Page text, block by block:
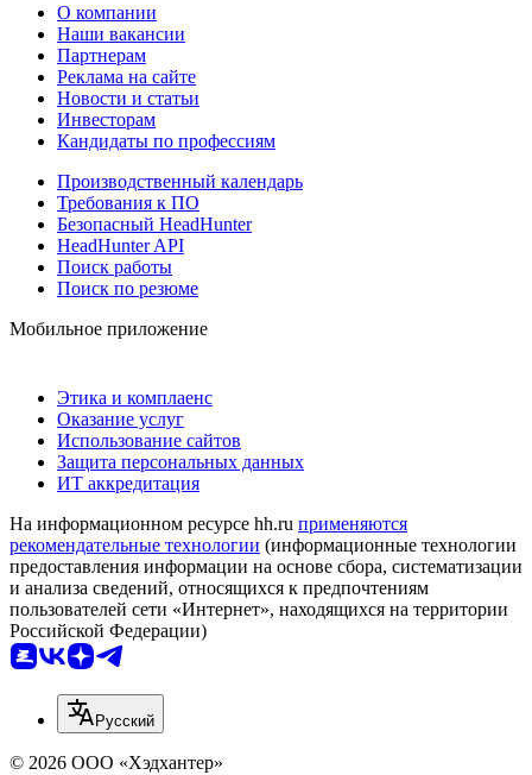
О компании
Наши вакансии
Партнерам
Реклама на сайте
Новости и статьи
Инвесторам
Кандидаты по профессиям
Производственный календарь
Требования к ПО
Безопасный HeadHunter
HeadHunter API
Поиск работы
Поиск по резюме
Мобильное приложение
Этика и комплаенс
Оказание услуг
Использование сайтов
Защита персональных данных
ИТ аккредитация
На информационном ресурсе hh.ru применяются
рекомендательные технологии (информационные технологии
предоставления информации на основе сбора, систематизации
и анализа сведений, относящихся к предпочтениям
пользователей сети «Интернет», находящихся на территории
Российской Федерации)
Русский
© 2026 ООО «Хэдхантер»